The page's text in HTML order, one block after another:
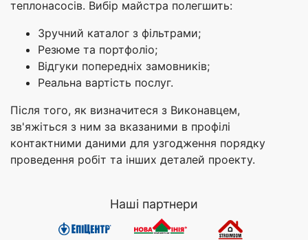
теплонасосів. Вибір майстра полегшить:
Зручний каталог з фільтрами;
Резюме та портфоліо;
Відгуки попередніх замовників;
Реальна вартість послуг.
Після того, як визначитеся з Виконавцем,
зв'яжіться з ним за вказаними в профілі
контактними даними для узгодження порядку
проведення робіт та інших деталей проекту.
Наші партнери